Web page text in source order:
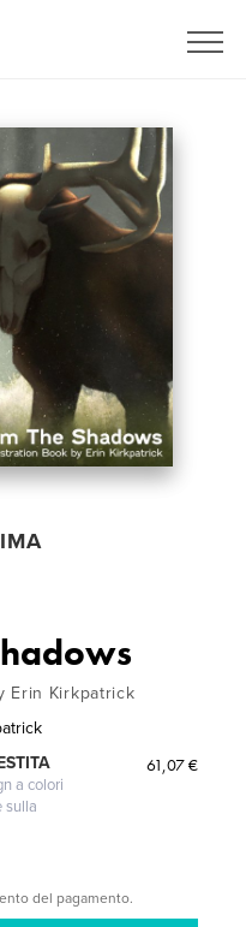
Erin Kirkpatrick
a colori
sulla
61,07 €
del pagamento.